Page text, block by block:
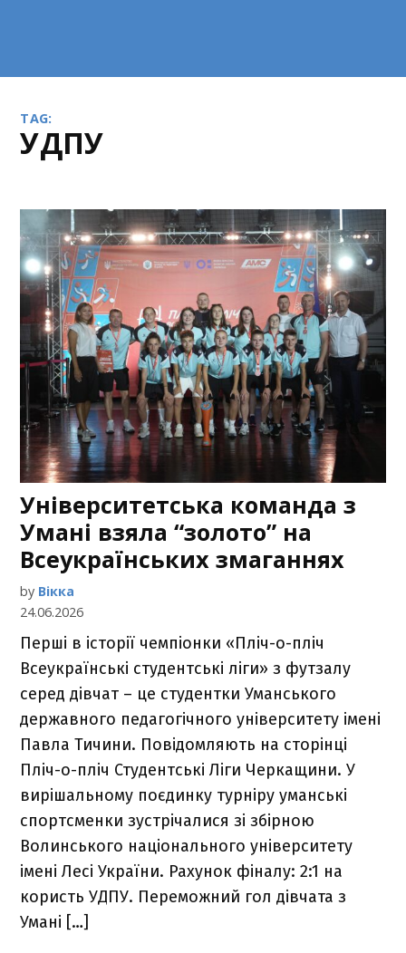
TAG:
УДПУ
Університетська команда з
Умані взяла “золото” на
Всеукраїнських змаганнях
by Вікка
24.06.2026
Перші в історії чемпіонки «Пліч-о-пліч
Всеукраїнські студентські ліги» з футзалу
серед дівчат – це студентки Уманського
державного педагогічного університету імені
Павла Тичини. Повідомляють на сторінці
Пліч-о-пліч Студентські Ліги Черкащини. У
вирішальному поєдинку турніру уманські
спортсменки зустрічалися зі збірною
Волинського національного університету
імені Лесі України. Рахунок фіналу: 2:1 на
користь УДПУ. Переможний гол дівчата з
Умані […]